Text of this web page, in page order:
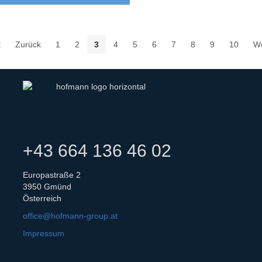
Zurück 1 2 3 4 5 6 7 8 9 10
+43 664 136 46 02
Europastraße 2
3950 Gmünd
Österreich
office@hofmann-group.at
Impressum